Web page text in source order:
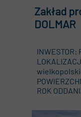
Zakład
DOLMAR
INWESTOR:
ROK